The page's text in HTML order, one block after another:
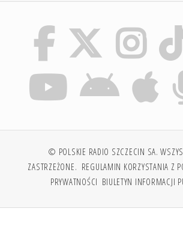
© POLSKIE RADIO SZCZECIN SA.
ZASTRZEŻONE. REGULAMIN KORZYSTANIA Z
PRYWATNOŚCI BIULETYN INFORMACJI